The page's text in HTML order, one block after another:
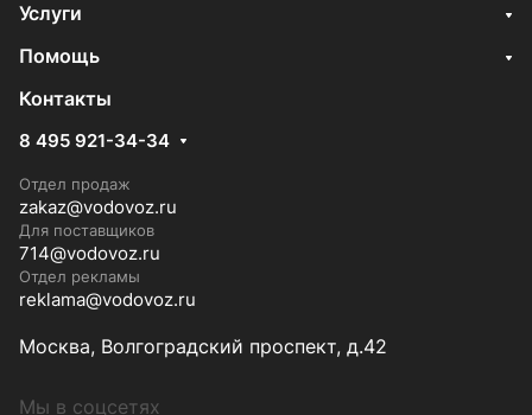
Услуги
Помощь
Контакты
8 495 921-34-34
Отдел продаж
zakaz@vodovoz.ru
Для поставщиков
714@vodovoz.ru
Отдел рекламы
reklama@vodovoz.ru
Москва, Волгоградский проспект, д.42
Мы в соцсетях